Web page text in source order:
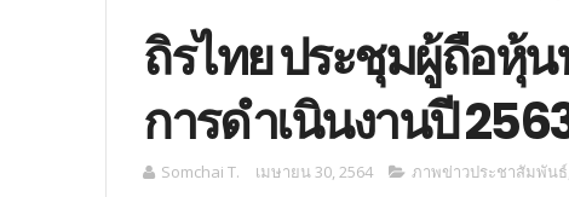
ถิรไทย ประชุมผู้ถือหุ้
การดำเนินงานปี
Somchai T. เมษายน 30, 2564 ภาพข่าวประชาสัมพันธ์